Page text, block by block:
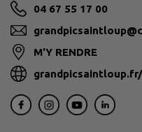
04 67 55 17 00
M'Y RENDRE
grandpicsaintloup.fr/